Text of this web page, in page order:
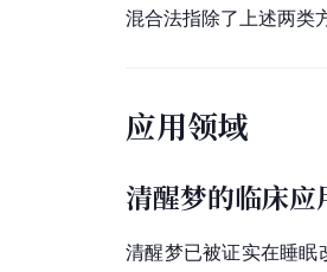
混合法指除了上述两类
应用领域
清醒梦的临床应
清醒梦已被证实在睡眠